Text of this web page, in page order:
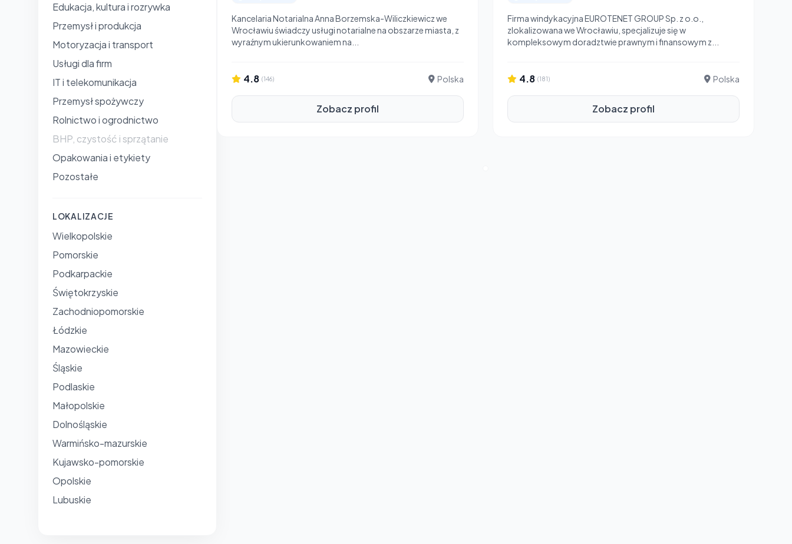
Edukacja, kultura i rozrywka
Przemysł i produkcja
Motoryzacja i transport
Usługi dla firm
IT i telekomunikacja
Przemysł spożywczy
Rolnictwo i ogrodnictwo
BHP, czystość i sprzątanie
Opakowania i etykiety
Pozostałe
LOKALIZACJE
Wielkopolskie
Pomorskie
Podkarpackie
Świętokrzyskie
Zachodniopomorskie
Łódzkie
Mazowieckie
Śląskie
Podlaskie
Małopolskie
Dolnośląskie
Warmińsko-mazurskie
Kujawsko-pomorskie
Opolskie
Lubuskie
Kancelaria Notarialna Anna Borzemska-Wiliczkiewicz we
Wrocławiu świadczy usługi notarialne na obszarze miasta, z
wyraźnym ukierunkowaniem na...
4.8 (146) Polska
Zobacz profil
Firma windykacyjna EUROTENET GROUP Sp. z o.o.,
zlokalizowana we Wrocławiu, specjalizuje się w
kompleksowym doradztwie prawnym i finansowym z...
4.8 (181) Polska
Zobacz profil